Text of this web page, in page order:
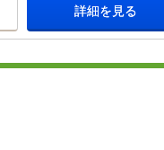
詳細を見る